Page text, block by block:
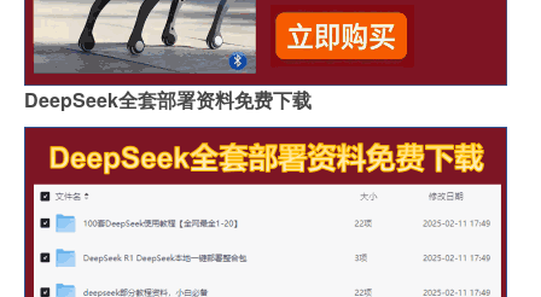
DeepSeek全套部署资料免费下载